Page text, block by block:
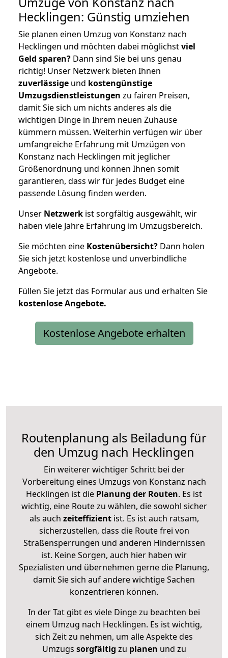
Hecklingen: Günstig umziehen
Sie planen einen Umzug von Konstanz nach
Hecklingen und möchten dabei möglichstviel
Geld sparen? Dann sind Sie bei uns genau
richtig! Unser Netzwerk bieten Ihnen
zuverlässige und kostengünstige
Umzugsdienstleistungen zu fairen Preisen,
damit Sie sich um nichts anderes als die
wichtigen Dinge in Ihrem neuen Zuhause
kümmern müssen. Weiterhin verfügen wir über
umfangreiche Erfahrung mit Umzügen von
Konstanz nach Hecklingen mit jeglicher
Größenordnung und können Ihnen somit
garantieren, dass wir für jedes Budget eine
passende Lösung finden werden.
Unser Netzwerk ist sorgfältig ausgewählt, wir
haben viele Jahre Erfahrung im Umzugsbereich.
Sie möchten eine Kostenübersicht? Dann holen
Sie sich jetzt kostenlose und unverbindliche
Angebote.
Füllen Sie jetzt das Formular aus und erhalten Sie
kostenloseAngebote.
Kostenlose Angebote erhalten
Routenplanung als Beiladung für
den Umzug nach Hecklingen
Ein weiterer wichtiger Schritt bei der
Vorbereitung eines Umzugs von Konstanz nach
Hecklingen ist die Planung der Routen. Es ist
wichtig, eine Route zu wählen, die sowohl sicher
als auch zeiteffizientist. Es ist auch ratsam,
sicherzustellen, dass die Route frei von
Straßensperrungen und anderen Hindernissen
ist. Keine Sorgen, auch hier haben wir
Spezialisten und übernehmen gerne die Planung,
damit Sie sich auf andere wichtige Sachen
konzentrieren können.
In der Tat gibt es viele Dinge zu beachten bei
einem Umzug nach Hecklingen. Es ist wichtig,
sich Zeit zu nehmen, um alle Aspekte des
Umzugs sorgfältig zu planen und zu